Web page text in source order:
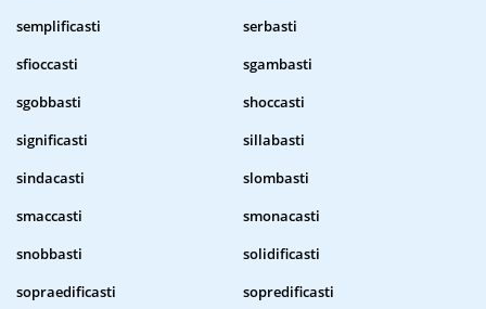
semplificasti
serbasti
sfioccasti
sgambasti
sgobbasti
shoccasti
significasti
sillabasti
sindacasti
slombasti
smaccasti
smonacasti
snobbasti
solidificasti
sopraedificasti
sopredificasti